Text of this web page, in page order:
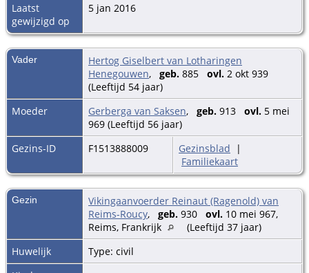
Laatst
gewijzigd op
5 jan 2016
Vader
Hertog Giselbert van Lotharingen
Henegouwen, geb. 885 ovl. 2 okt 939
(Leeftijd 54 jaar)
Moeder
Gerberga van Saksen, geb. 913 ovl. 5 mei
969 (Leeftijd 56 jaar)
Gezins-ID
F1513888009 Gezinsblad |
Familiekaart
Gezin
Vikingaanvoerder Reinaut (Ragenold) van
Reims-Roucy, geb. 930 ovl. 10 mei 967,
Reims, Frankrijk
(Leeftijd 37 jaar)
Huwelijk
Type: civil